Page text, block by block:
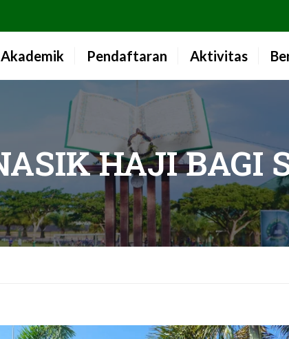
Akademik Pendaftaran Aktivitas
HAJI BAGI